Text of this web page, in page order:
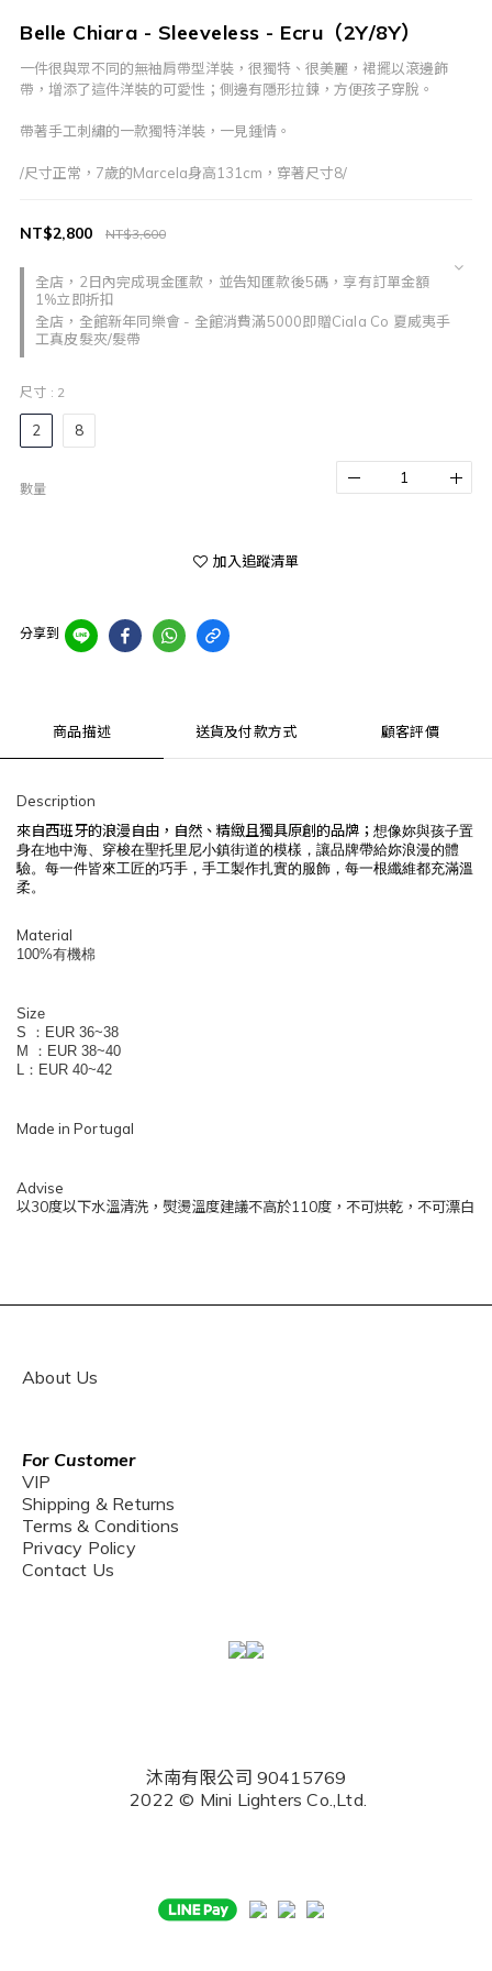
Belle Chiara - Sleeveless - Ecru（2Y/8Y）
一件很與眾不同的無袖肩帶型洋裝，很獨特、很美麗，裙擺以滾邊飾
帶，增添了這件洋裝的可愛性；側邊有隱形拉鍊，方便孩子穿脫。
帶著手工刺繡的一款獨特洋裝，一見鍾情。
/尺寸正常，7歲的Marcela身高131cm，穿著尺寸8/
全店，2日內完成現金匯款，並告知匯款後5碼，享有訂單金額
1%立即折扣
全店，全館新年同樂會 - 全館消費滿5000即贈Ciala Co 夏威夷手
工真皮髮夾/髮帶
NT$3,600
NT$2,800
尺寸 : 2
2 8
數量
加入追蹤清單
分享到
商品描述 送貨及付款方式 顧客評價
Description
來自西班牙的浪漫自由，自然、精緻且獨具原創的品牌； 想像妳與孩子置
身在地中海、穿梭在聖托里尼小鎮街道的模樣，讓品牌帶給妳浪漫的體
驗。 每一件皆來工匠的巧手，手工製作扎實的服飾，每一根纖維都充滿溫
柔。
Material
100%有機棉
Size
S ：EUR 36~38
M ：EUR 38~40
L：EUR 40~42
Made in Portugal
Advise
以30度以下水溫清洗，熨燙溫度建議不高於110度，不可烘乾，不可漂白
About Us
For Customer
VIP
Shipping & Returns
Terms & Conditions
Privacy Policy
Contact Us
沐南有限公司 90415769
2022 © Mini Lighters Co.,Ltd.